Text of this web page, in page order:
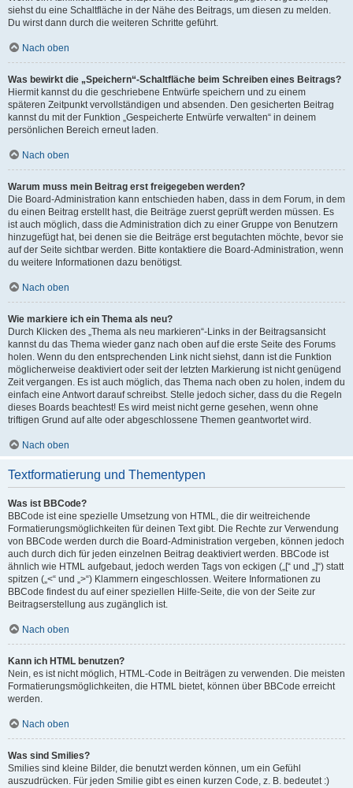
siehst du eine Schaltfläche in der Nähe des Beitrags, um diesen zu melden.
Du wirst dann durch die weiteren Schritte geführt.
Nach oben
Was bewirkt die „Speichern“-Schaltfläche beim Schreiben eines Beitrags?
Hiermit kannst du die geschriebene Entwürfe speichern und zu einem
späteren Zeitpunkt vervollständigen und absenden. Den gesicherten Beitrag
kannst du mit der Funktion „Gespeicherte Entwürfe verwalten“ in deinem
persönlichen Bereich erneut laden.
Nach oben
Warum muss mein Beitrag erst freigegeben werden?
Die Board-Administration kann entschieden haben, dass in dem Forum, in dem
du einen Beitrag erstellt hast, die Beiträge zuerst geprüft werden müssen. Es
ist auch möglich, dass die Administration dich zu einer Gruppe von Benutzern
hinzugefügt hat, bei denen sie die Beiträge erst begutachten möchte, bevor sie
auf der Seite sichtbar werden. Bitte kontaktiere die Board-Administration, wenn
du weitere Informationen dazu benötigst.
Nach oben
Wie markiere ich ein Thema als neu?
Durch Klicken des „Thema als neu markieren“-Links in der Beitragsansicht
kannst du das Thema wieder ganz nach oben auf die erste Seite des Forums
holen. Wenn du den entsprechenden Link nicht siehst, dann ist die Funktion
möglicherweise deaktiviert oder seit der letzten Markierung ist nicht genügend
Zeit vergangen. Es ist auch möglich, das Thema nach oben zu holen, indem du
einfach eine Antwort darauf schreibst. Stelle jedoch sicher, dass du die Regeln
dieses Boards beachtest! Es wird meist nicht gerne gesehen, wenn ohne
triftigen Grund auf alte oder abgeschlossene Themen geantwortet wird.
Nach oben
Textformatierung und Thementypen
Was ist BBCode?
BBCode ist eine spezielle Umsetzung von HTML, die dir weitreichende
Formatierungsmöglichkeiten für deinen Text gibt. Die Rechte zur Verwendung
von BBCode werden durch die Board-Administration vergeben, können jedoch
auch durch dich für jeden einzelnen Beitrag deaktiviert werden. BBCode ist
ähnlich wie HTML aufgebaut, jedoch werden Tags von eckigen („[“ und „]“) statt
spitzen („<“ und „>“) Klammern eingeschlossen. Weitere Informationen zu
BBCode findest du auf einer speziellen Hilfe-Seite, die von der Seite zur
Beitragserstellung aus zugänglich ist.
Nach oben
Kann ich HTML benutzen?
Nein, es ist nicht möglich, HTML-Code in Beiträgen zu verwenden. Die meisten
Formatierungsmöglichkeiten, die HTML bietet, können über BBCode erreicht
werden.
Nach oben
Was sind Smilies?
Smilies sind kleine Bilder, die benutzt werden können, um ein Gefühl
auszudrücken. Für jeden Smilie gibt es einen kurzen Code, z. B. bedeutet :)